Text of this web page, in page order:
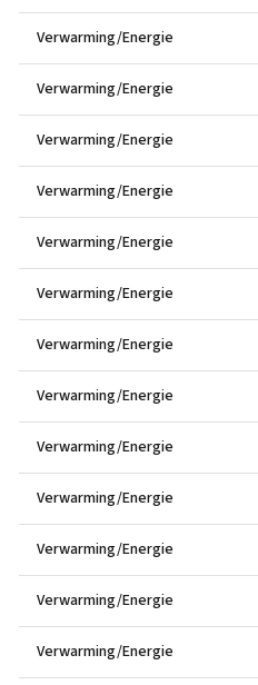
Verwarming/Energie
Verwarming/Energie
Verwarming/Energie
Verwarming/Energie
Verwarming/Energie
Verwarming/Energie
Verwarming/Energie
Verwarming/Energie
Verwarming/Energie
Verwarming/Energie
Verwarming/Energie
Verwarming/Energie
Verwarming/Energie